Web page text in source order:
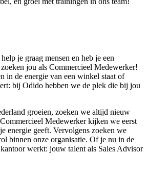
je graag mensen en heb je een
jou als Commercieel Medewerker!
in de energie van een winkel staat of
bij Odido hebben we de plek die bij jou
groeien, zoeken we altijd nieuw
Medewerker kijken we eerst
energie geeft. Vervolgens zoeken we
binnen onze organisatie. Of je nu in de
werkt: jouw talent als Sales Advisor